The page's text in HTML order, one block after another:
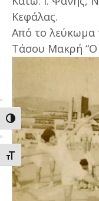
ΕΝΑΛΛΑΓΗ ΥΨΗΛΗΣ
ΕΝΑΛΛΑΓΗ
Κεφάλας.
Από το λεύκωμα
Τάσου Μακρή “Ο